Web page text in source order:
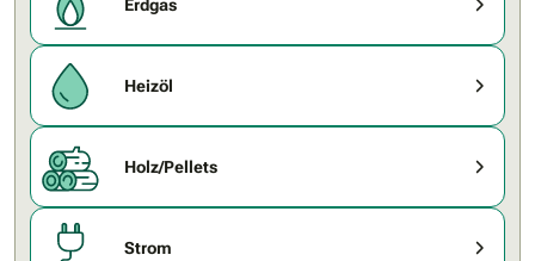
Erdgas
Heizöl
Holz/Pellets
Strom